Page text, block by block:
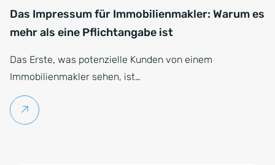
Das Impressum für Immobilienmakler: Warum es
mehr als eine Pflichtangabe ist
Das Erste, was potenzielle Kunden von einem
Immobilienmakler sehen, ist…
Weiterlesen